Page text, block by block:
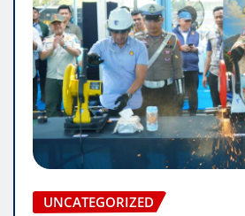
UNCATEGORIZED